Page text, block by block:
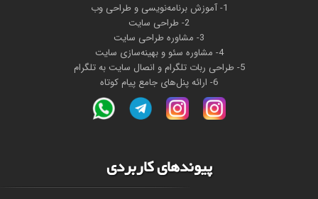
1- آموزش برنامه‌نویسی و طراحی وب
2- طراحی سایت
3- مشاوره طراحی سایت
4- مشاوره سئو و بهینه‌سازی سایت
5- طراحی ربات تلگرام و انصال سایت به تلگرام
6- ارائه پنل‌های جامع پیام کوتاه
پیوندهای کاربردی